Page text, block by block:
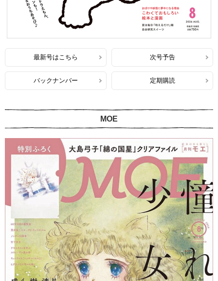
最新号はこちら 次号予告
バックナンバー 定期購読
MOE